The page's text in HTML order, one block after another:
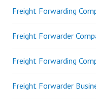
Freight Forwarding
Freight Forwarder
Freight Forwarding
Freight Forwarder